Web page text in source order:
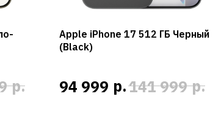
р.
Apple iPhone 17 512 ГБ Черный
(Black)
94 999 р.141 999 р.